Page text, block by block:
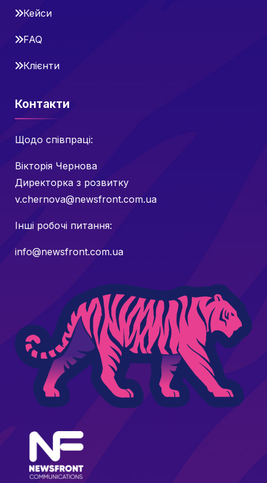
Кейси
FAQ
Клієнти
Контакти
Щодо співпраці:
Вікторія Чернова
Директорка з розвитку
v.chernova@newsfront.com.ua
Інші робочі питання:
info@newsfront.com.ua